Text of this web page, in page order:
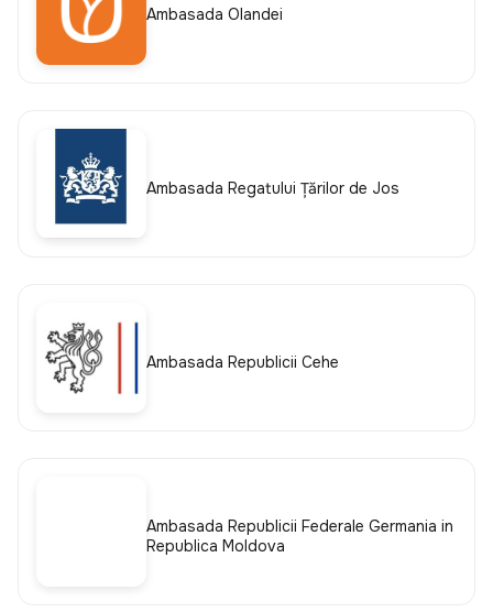
Ambasada Olandei
Ambasada Regatului Țărilor de Jos
Ambasada Republicii Cehe
Ambasada Republicii Federale Germania in
Republica Moldova